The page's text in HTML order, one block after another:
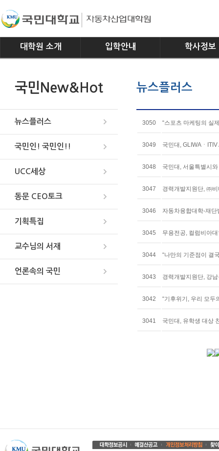
대학원 소개
연혁
입학안내 학사정보
교과과정
국민New&Hot
뉴스플러스
국민인! 국민인!!
UCC세상
동문 CEO토크
기획특집
교수님의 서재
언론속의 국민
뉴스플러스
3050 “스포츠 마케팅의 실
3049 국민대, GLIWAㆍ
3048 국민대, 서울특별시
3047 경력개발지원단, ㈜
3046 자동차융합대학-재단
3045 무용전공, 컬럼비아
3044 “나만의 기준점이 결
3043 경력개발지원단, 강
3042 “기후위기, 우리 모
3041 국민대, 유학생 대상